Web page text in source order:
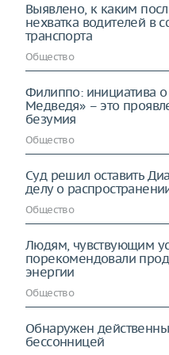
Выявлено, к каким
нехватка водителей в
транспорта
Общество
Филиппо: инициатива
Медведя» – это
безумия
Общество
Суд решил оставить
делу о
Общество
Людям, чувствующим
порекомендовали
энергии
Общество
Обнаружен
бессонницей